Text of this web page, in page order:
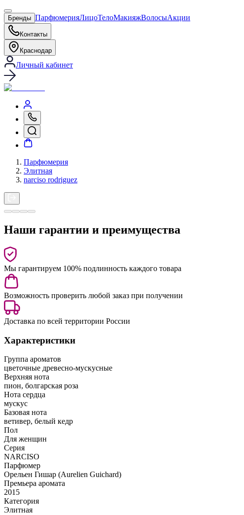
Бренды ПарфюмерияЛицоТелоМакияжВолосыАкции
Контакты
Краснодар
Личный кабинет
Парфюмерия
Элитная
narciso rodriguez
Наши гарантии и преимущества
Мы гарантируем 100% подлинность каждого товара
Возможность проверить любой заказ при получении
Доставка по всей территории России
Характеристики
Группа ароматов
цветочные древесно-мускусные
Верхняя нота
пион, болгарская роза
Нота сердца
мускус
Базовая нота
ветивер, белый кедр
Пол
Для женщин
Серия
NARCISO
Парфюмер
Орельен Гишар (Aurelien Guichard)
Премьера аромата
2015
Категория
Элитная